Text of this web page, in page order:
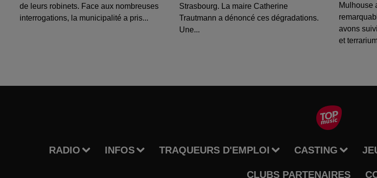
de leurs robinets. Face aux nombreuses
interrogations, la municipalité a pris...
Strasbourg. La maire Catherine
Trautmann a dénoncé ces dégradations.
Une...
Mulhouse
avons
et
RADIO INFOS TRAQUEURS D'EMPLOI CASTING
CLUBS PARTENAIRES